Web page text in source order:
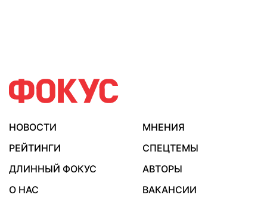
НОВОСТИ
МНЕНИЯ
РЕЙТИНГИ
СПЕЦТЕМЫ
ДЛИННЫЙ ФОКУС
АВТОРЫ
О НАС
ВАКАНСИИ